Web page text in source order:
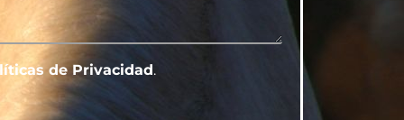
de Privacidad.